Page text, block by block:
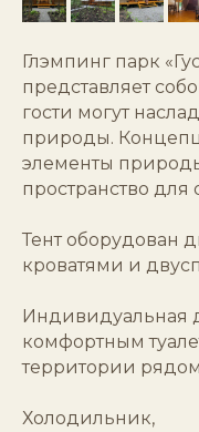
Глэмпинг парк
представляет
гости могут
природы.
элементы
пространство для
Тент оборудован
кроватями и
Индивидуальная
комфортным
территории рядом
Холодильник,